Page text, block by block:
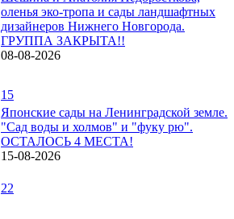
оленья эко-тропа и сады ландшафтных
дизайнеров Нижнего Новгорода.
ГРУППА ЗАКРЫТА!!
08-08-2026
15
Японские сады на Ленинградской земле.
"Сад воды и холмов" и "фуку рю".
ОСТАЛОСЬ 4 МЕСТА!
15-08-2026
22